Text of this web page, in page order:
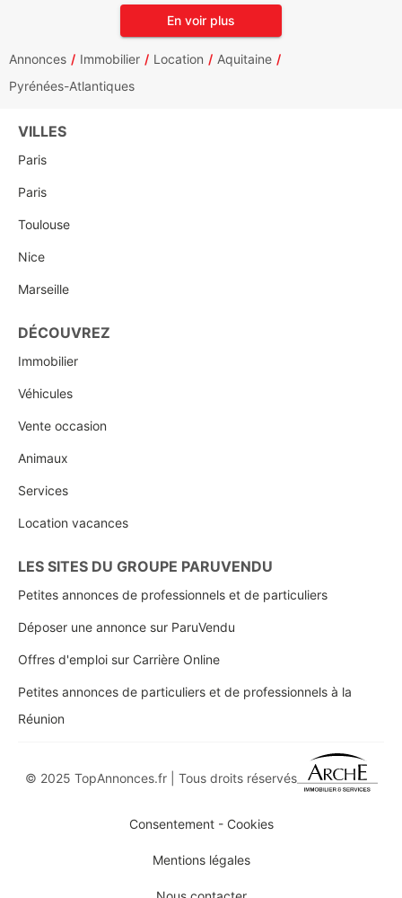
En voir plus
Annonces Immobilier Location
Aquitaine
Pyrénées-Atlantiques
VILLES
Paris
Paris
Toulouse
Nice
Marseille
DÉCOUVREZ
Immobilier
Véhicules
Vente occasion
Animaux
Services
Location vacances
LES SITES DU GROUPE PARUVENDU
Petites annonces de professionnels et de particuliers
Déposer une annonce sur ParuVendu
Offres d'emploi sur Carrière Online
Petites annonces de particuliers et de professionnels à la
Réunion
© 2025 TopAnnonces.fr | Tous droits réservés
Consentement - Cookies
Mentions légales